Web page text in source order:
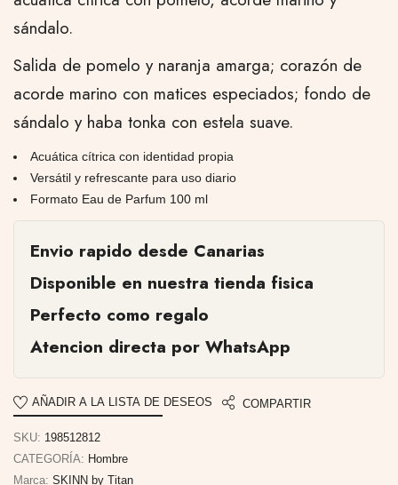
sándalo.
Salida de pomelo y naranja amarga; corazón de
acorde marino con matices especiados; fondo de
sándalo y haba tonka con estela suave.
Acuática cítrica con identidad propia
Versátil y refrescante para uso diario
Formato Eau de Parfum 100 ml
Envio rapido desde Canarias
Disponible en nuestra tienda fisica
Perfecto como regalo
Atencion directa por WhatsApp
AÑADIR A LA LISTA DE DESEOS COMPARTIR
SKU: 198512812
CATEGORÍA: Hombre
Marca: SKINN by Titan